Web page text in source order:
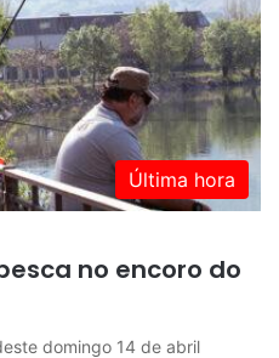
Última hora
no encoro do
domingo 14 de abril